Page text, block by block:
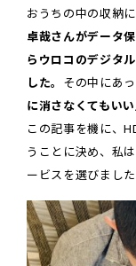
おうちの中の収納
卓哉さんがデータ
らウロコのデジタ
した。 その中にあ
に消さなくてもいい
この記事を機に、
うことに決め、私
ービスを選びました